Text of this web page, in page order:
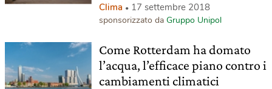
Clima 17 settembre 2018
sponsorizzato da Gruppo Unipol
Come Rotterdam ha domato
l’acqua, l’efficace piano contro i
cambiamenti climatici